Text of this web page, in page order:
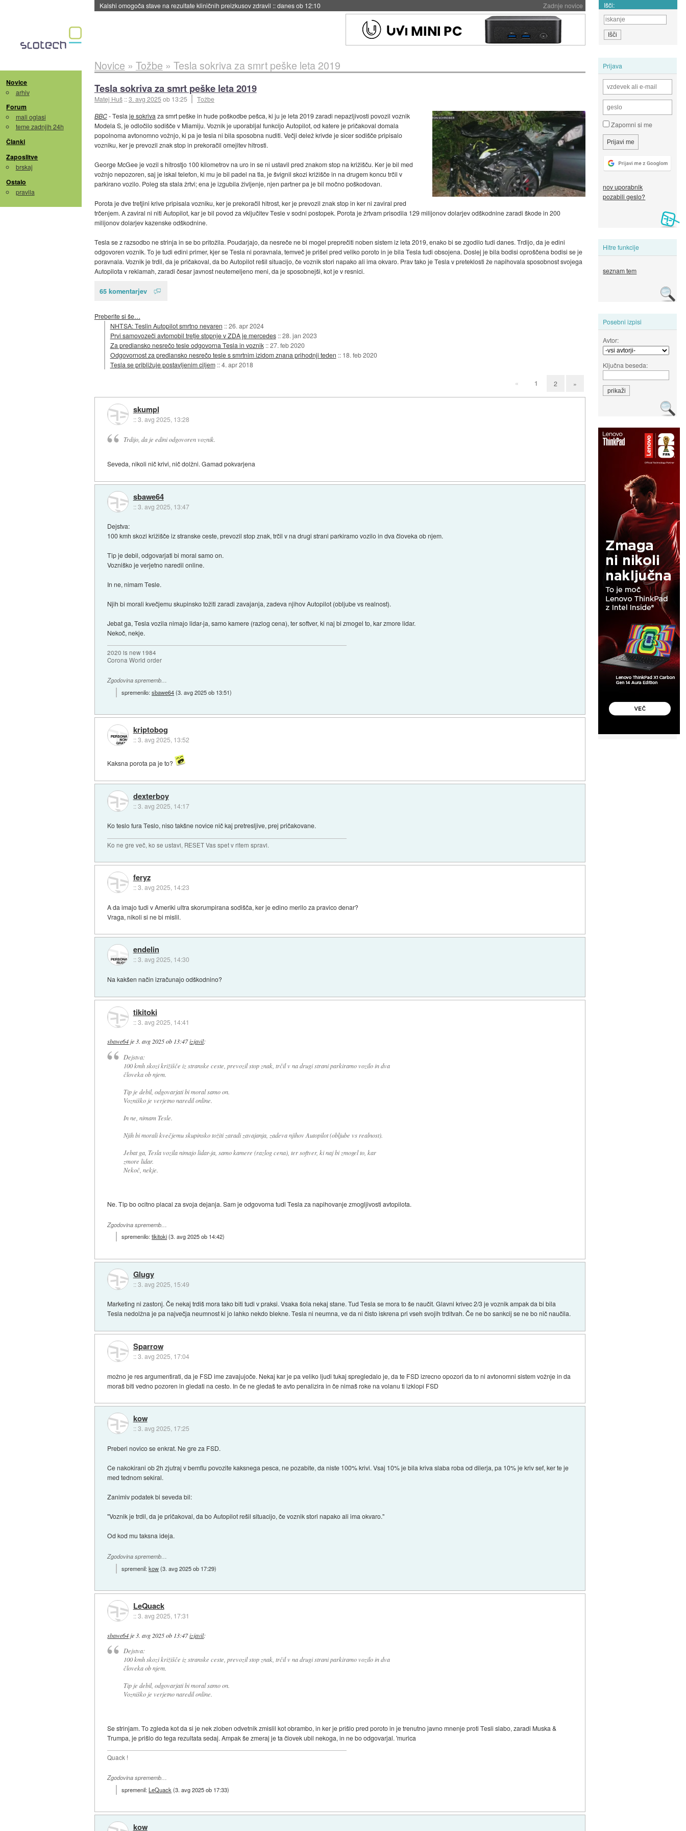
Zadnje novice
Sandisk že prodal več kot polovico SSD-jev za naslednji dve leti::danes ob 11:37 Išči:
Novice
arhiv
Forum
mali oglasi
teme zadnjih 24h
Članki
Zaposlitve
brskaj
Ostalo
pravila
Prijava
Zapomni si me
nov uporabnik
pozabili geslo?
Hitre funkcije
seznam tem
Posebni izpisi
Avtor:
Ključna beseda:
Novice » Tožbe » Tesla sokriva za smrt peške leta 2019
Tesla sokriva za smrt peške leta 2019
Matej Huš ::3. avg 2025ob 13:25
Tožbe
BBC- Tesla je sokriva za smrt peške in hude poškodbe pešca, ki ju je leta 2019 zaradi nepazljivosti povozil voznik
Modela S, je odločilo sodišče v Miamiju. Voznik je uporabljal funkcijo Autopilot, od katere je pričakoval domala
popolnoma avtonomno vožnjo, ki pa je tesla ni bila sposobna nuditi. Večji delež krivde je sicer sodišče pripisalo
vozniku, ker je prevozil znak stop in prekoračil omejitev hitrosti.
George McGee je vozil s hitrostjo 100 kilometrov na uro in se ni ustavil pred znakom stop na križišču. Ker je bil med
vožnjo nepozoren, saj je iskal telefon, ki mu je bil padel na tla, je švignil skozi križišče in na drugem koncu trčil v
parkirano vozilo. Poleg sta stala žrtvi; ena je izgubila življenje, njen partner pa je bil močno poškodovan.
Porota je dve tretjini krive pripisala vozniku, ker je prekoračil hitrost, ker je prevozil znak stop in ker ni zaviral pred
trčenjem. A zaviral ni niti Autopilot, kar je bil povod za vključitev Tesle v sodni postopek. Porota je žrtvam prisodila 129 milijonov dolarjev odškodnine zaradi škode in 200
milijonov dolarjev kazenske odškodnine.
Tesla se z razsodbo ne strinja in se bo pritožila. Poudarjajo, da nesreče ne bi mogel preprečiti noben sistem iz leta 2019, enako bi se zgodilo tudi danes. Trdijo, da je edini
odgovoren voznik. To je tudi edini primer, kjer se Tesla ni poravnala, temveč je prišel pred veliko poroto in je bila Tesla tudi obsojena. Doslej je bila bodisi oproščena bodisi se je
poravnala. Voznik je trdil, da je pričakoval, da bo Autopilot rešil situacijo, če voznik stori napako ali ima okvaro. Prav tako je Tesla v preteklosti že napihovala sposobnost svojega
Autopilota v reklamah, zaradi česar javnost neutemeljeno meni, da je sposobnejši, kot je v resnici.
65 komentarjev
Preberite si še…
NHTSA: Teslin Autopilot smrtno nevaren ::26. apr 2024
Prvi samovozeči avtomobil tretje stopnje v ZDA je mercedes ::28. jan 2023
Za predlansko nesrečo tesle odgovorna Tesla in voznik ::27. feb 2020
Odgovornost za predlansko nesrečo tesle s smrtnim izidom znana prihodnji teden :: 18. feb 2020
Tesla se približuje postavljenim ciljem ::4. apr 2018
« 1 2 »
skumpl
::3. avg 2025, 13:28
Trdijo, da je edini odgovoren voznik.
Seveda, nikoli nič krivi, nič dolžni. Gamad pokvarjena
sbawe64
::3. avg 2025, 13:47
Dejstva:
100 kmh skozi križišče iz stranske ceste, prevozil stop znak, trčil v na drugi strani parkiramo vozilo in dva človeka ob njem.
Tip je debil, odgovarjati bi moral samo on.
Vozniško je verjetno naredil online.
In ne, nimam Tesle.
Njih bi morali kvečjemu skupinsko tožiti zaradi zavajanja, zadeva njihov Autopilot (obljube vs realnost).
Jebat ga, Tesla vozila nimajo lidar-ja, samo kamere (razlog cena), ter softver, ki naj bi zmogel to, kar zmore lidar.
Nekoč, nekje.
2020 is new 1984
Corona World order
Zgodovina sprememb…
spremenilo:sbawe64(3. avg 2025 ob 13:51)
kriptobog
::3. avg 2025, 13:52
Kaksna porota pa je to?
dexterboy
::3. avg 2025, 14:17
Ko teslo fura Teslo, niso takšne novice nič kaj pretresljive, prej pričakovane.
Ko ne gre več, ko se ustavi, RESET Vas spet v ritem spravi.
feryz
::3. avg 2025, 14:23
A da imajo tudi v Ameriki ultra skorumpirana sodišča, ker je edino merilo za pravico denar?
Vraga, nikoli si ne bi mislil.
endelin
::3. avg 2025, 14:30
Na kakšen način izračunajo odškodnino?
tikitoki
::3. avg 2025, 14:41
sbawe64je3. avg 2025 ob 13:47izjavil:
Dejstva:
100 kmh skozi križišče iz stranske ceste, prevozil stop znak, trčil v na drugi strani parkiramo vozilo in dva
človeka ob njem.
Tip je debil, odgovarjati bi moral samo on.
Vozniško je verjetno naredil online.
In ne, nimam Tesle.
Njih bi morali kvečjemu skupinsko tožiti zaradi zavajanja, zadeva njihov Autopilot (obljube vs realnost).
Jebat ga, Tesla vozila nimajo lidar-ja, samo kamere (razlog cena), ter softver, ki naj bi zmogel to, kar
zmore lidar.
Nekoč, nekje.
Ne. Tip bo ocitno placal za svoja dejanja. Sam je odgovorna tudi Tesla za napihovanje zmogljivosti avtopilota.
Zgodovina sprememb…
spremenilo:tikitoki(3. avg 2025 ob 14:42)
Glugy
::3. avg 2025, 15:49
Marketing ni zastonj. Če nekaj trdiš mora tako biti tudi v praksi. Vsaka šola nekaj stane. Tud Tesla se mora to še naučit. Glavni krivec 2/3 je voznik ampak da bi bila
Tesla nedolžna je pa največja neumnost ki jo lahko nekdo blekne. Tesla ni neumna, ve da ni čisto iskrena pri vseh svojih trditvah. Če ne bo sankcij se ne bo nič naučila.
Sparrow
::3. avg 2025, 17:04
možno je res argumentirati, da je FSD ime zavajujoče. Nekaj kar je pa veliko ljudi tukaj spregledalo je, da te FSD izrecno opozori da to ni avtonomni sistem vožnje in da
moraš biti vedno pozoren in gledati na cesto. In če ne gledaš te avto penalizira in če nimaš roke na volanu ti izklopi FSD
kow
::3. avg 2025, 17:25
Preberi novico se enkrat. Ne gre za FSD.
Ce nakokirani ob 2h zjutraj v bemflu povozite kaksnega pesca, ne pozabite, da niste 100% krivi. Vsaj 10% je bila kriva slaba roba od dilerja, pa 10% je kriv sef, ker te je
med tednom sekiral.
Zanimiv podatek bi seveda bil:
"Voznik je trdil, da je pričakoval, da bo Autopilot rešil situacijo, če voznik stori napako ali ima okvaro."
Od kod mu taksna ideja.
Zgodovina sprememb…
spremenil:kow(3. avg 2025 ob 17:29)
LeQuack
::3. avg 2025, 17:31
sbawe64 je 3. avg 2025 ob 13:47izjavil:
Dejstva:
100 kmh skozi križišče iz stranske ceste, prevozil stop znak, trčil v na drugi strani parkiramo vozilo in dva
človeka ob njem.
Tip je debil, odgovarjati bi moral samo on.
Vozniško je verjetno naredil online.
Se strinjam. To zgleda kot da si je nek zloben odvetnik zmislil kot obrambo, in ker je prišlo pred poroto in je trenutno javno mnenje proti Tesli slabo, zaradi Muska &
Trumpa, je prišlo do tega rezultata sedaj. Ampak še zmeraj je ta človek ubil nekoga, in ne bo odgovarjal. 'murica
Quack !
Zgodovina sprememb…
spremenil:LeQuack (3. avg 2025 ob 17:33)
kow